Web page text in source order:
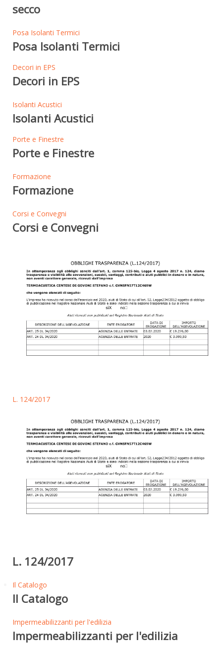
secco
Posa Isolanti Termici
Posa Isolanti Termici
Decori in EPS
Decori in EPS
Isolanti Acustici
Isolanti Acustici
Porte e Finestre
Porte e Finestre
Formazione
Formazione
Corsi e Convegni
Corsi e Convegni
L. 124/2017
L. 124/2017
Il Catalogo
Il Catalogo
Impermeabilizzanti per l'edilizia
Impermeabilizzanti per l'edilizia